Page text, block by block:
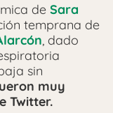
de Sara
temprana de
, dado
sin
muy
Twitter.